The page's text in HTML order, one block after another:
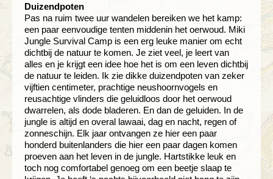
Duizendpoten
Pas na ruim twee uur wandelen bereiken we het kamp:
een paar eenvoudige tenten middenin het oerwoud. Miki
Jungle Survival Camp is een erg leuke manier om echt
dichtbij de natuur te komen. Je ziet veel, je leert van
alles en je krijgt een idee hoe het is om een leven dichtbij
de natuur te leiden. Ik zie dikke duizendpoten van zeker
vijftien centimeter, prachtige neushoornvogels en
reusachtige vlinders die geluidloos door het oerwoud
dwarrelen, als dode bladeren. En dan de geluiden. In de
jungle is altijd en overal lawaai, dag en nacht, regen of
zonneschijn. Elk jaar ontvangen ze hier een paar
honderd buitenlanders die hier een paar dagen komen
proeven aan het leven in de jungle. Hartstikke leuk en
toch nog comfortabel genoeg om een beetje slaap te